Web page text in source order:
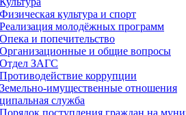
Физическая культура и спорт
Реализация молодёжных программ
Опека и попечительство
Организационные и общие вопросы
Отдел ЗАГС
Противодействие коррупции
Земельно-имущественные отношения
служба
Порядок поступления граждан на